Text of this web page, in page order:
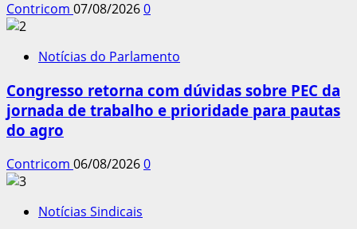
Contricom 07/08/20260
Notícias do Parlamento
Congresso retorna com dúvidas sobre PEC da
jornada de trabalho e prioridade para pautas
do agro
Contricom 06/08/20260
Notícias Sindicais